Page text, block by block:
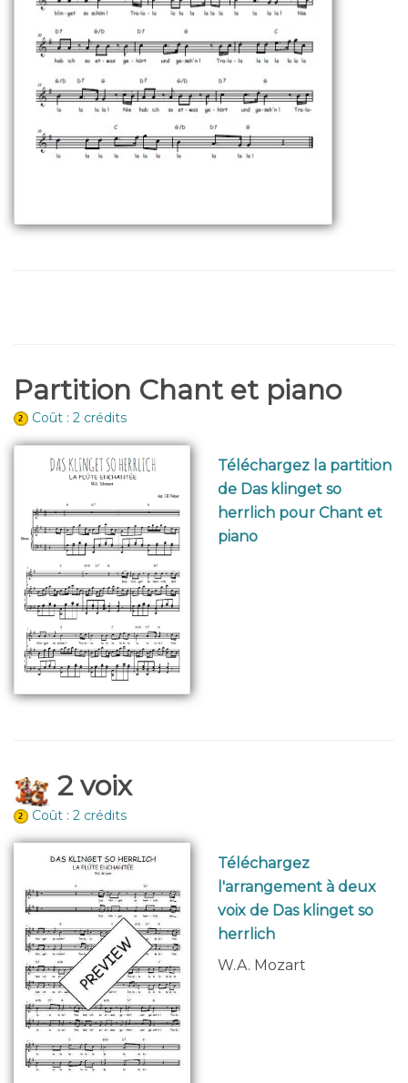
Partition Chant et piano
Coût : 2 crédits
Téléchargez la partition
de Das klinget so
herrlich pour Chant et
piano
2 voix
Coût : 2 crédits
Téléchargez
l'arrangement à deux
voix de Das klinget so
herrlich
W.A. Mozart